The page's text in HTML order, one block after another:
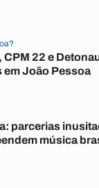
CPM 22 e
em João Pessoa
parcerias
música